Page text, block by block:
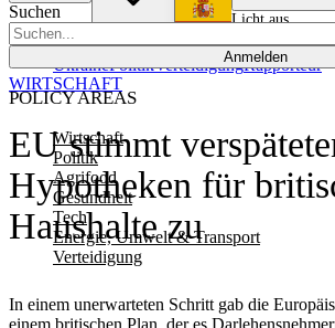
Suchen
Anmelden
POLICY AREAS
Wirtschaft
Politik
Agrifood
Gesundheit
Tech
Energie, Umwelt & Transport
Verteidigung
UkrainePolitikVerteidigungRapporteur
Licht aus
EU stimmt
Hypotheken für
Haushalte zu
In einem unerwarteten Schritt gab die
WIRTSCHAFT